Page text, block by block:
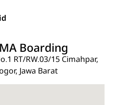
Boarding
RT/RW.03/15 Cimahpar,
Jawa Barat